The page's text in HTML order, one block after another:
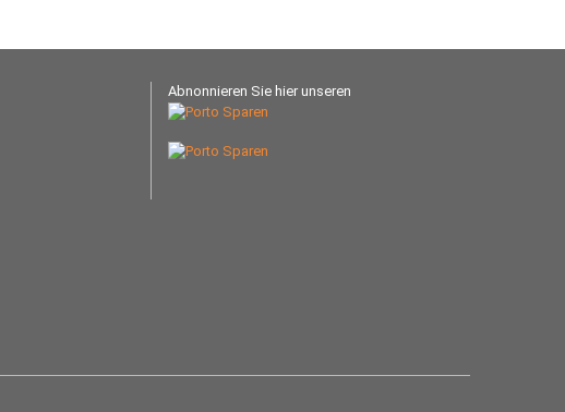
Abnonnieren Sie hier unseren